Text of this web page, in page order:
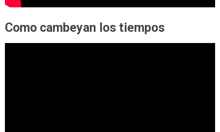
Como cambeyan los tiempos